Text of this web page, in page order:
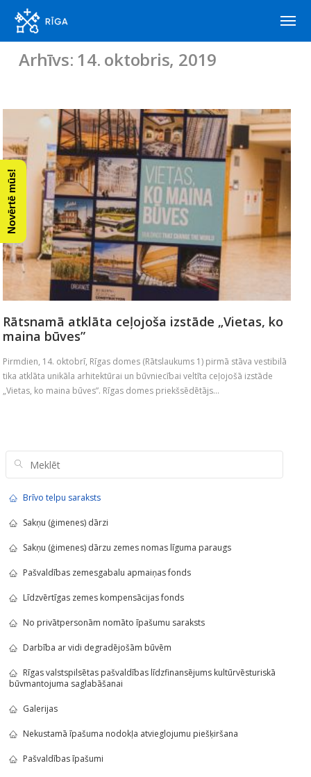
Arhīvs: 14. oktobris, 2019
Rātsnamā atklāta ceļojoša izstāde „Vietas, ko
maina būves”
Pirmdien, 14. oktobrī, Rīgas domes (Rātslaukums 1) pirmā stāva vestibilā
tika atklāta unikāla arhitektūrai un būvniecībai veltīta ceļojošā izstāde
„Vietas, ko maina būves”. Rīgas domes priekšsēdētājs...
Brīvo telpu saraksts
Sakņu (ģimenes) dārzi
Sakņu (ģimenes) dārzu zemes nomas līguma paraugs
Pašvaldības zemesgabalu apmaiņas fonds
Līdzvērtīgas zemes kompensācijas fonds
No privātpersonām nomāto īpašumu saraksts
Darbība ar vidi degradējošām būvēm
Rīgas valstspilsētas pašvaldības līdzfinansējums kultūrvēsturiskā
būvmantojuma saglabāšanai
Galerijas
Nekustamā īpašuma nodokļa atvieglojumu piešķiršana
Pašvaldības īpašumi
Novērtē mūs!